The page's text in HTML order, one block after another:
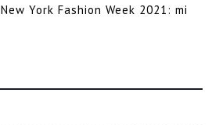
New York Fashion Week 2021: mi